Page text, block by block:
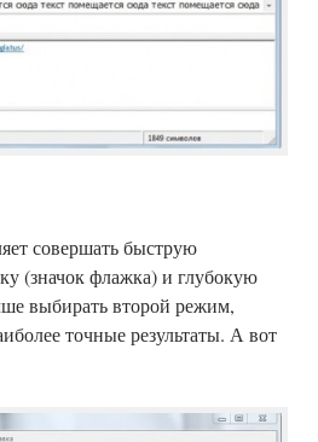
совершать быструю
(значок флажка) и глубокую
выбирать второй режим,
точные результаты. А вот